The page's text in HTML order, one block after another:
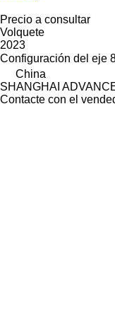
Precio a consultar
Volquete
2023
Configuración del eje
China
SHANGHAI
Contacte con el